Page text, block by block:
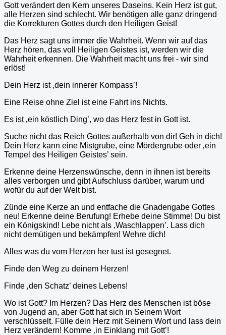
Gott verändert den Kern unseres Daseins. Kein Herz ist gut,
alle Herzen sind schlecht. Wir benötigen alle ganz dringend
die Korrekturen Gottes durch den Heiligen Geist!
Das Herz sagt uns immer die Wahrheit. Wenn wir auf das
Herz hören, das voll Heiligen Geistes ist, werden wir die
Wahrheit erkennen. Die Wahrheit macht uns frei - wir sind
erlöst!
Dein Herz ist ‚dein innerer Kompass’!
Eine Reise ohne Ziel ist eine Fahrt ins Nichts.
Es ist ‚ein köstlich Ding’, wo das Herz fest in Gott ist.
Suche nicht das Reich Gottes außerhalb von dir! Geh in dich!
Dein Herz kann eine Mistgrube, eine Mördergrube oder ‚ein
Tempel des Heiligen Geistes’ sein.
Erkenne deine Herzenswünsche, denn in ihnen ist bereits
alles verborgen und gibt Aufschluss darüber, warum und
wofür du auf der Welt bist.
Zünde eine Kerze an und entfache die Gnadengabe Gottes
neu! Erkenne deine Berufung! Erhebe deine Stimme! Du bist
ein Königskind! Lebe nicht als ‚Waschlappen’. Lass dich
nicht demütigen und bekämpfen! Wehre dich!
Alles was du vom Herzen her tust ist gesegnet.
Finde den Weg zu deinem Herzen!
Finde ‚den Schatz’ deines Lebens!
Wo ist Gott? Im Herzen? Das Herz des Menschen ist böse
von Jugend an, aber Gott hat sich in Seinem Wort
verschlüsselt. Fülle dein Herz mit Seinem Wort und lass dein
Herz verändern! Komme ‚in Einklang mit Gott’!